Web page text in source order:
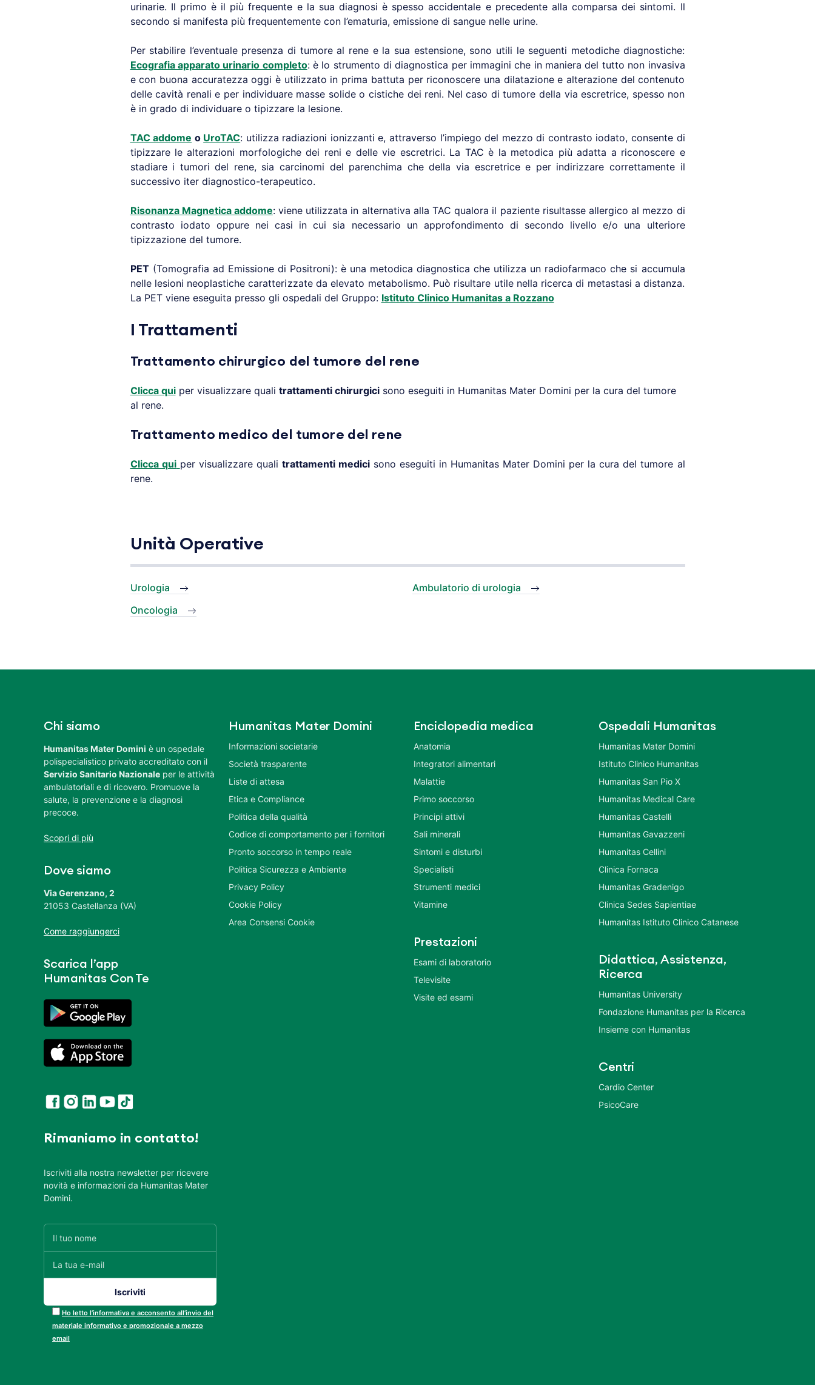
urinarie. Il primo è il più frequente e la sua diagnosi è spesso accidentale e precedente alla comparsa dei sintomi. Il
secondo si manifesta più frequentemente con l’ematuria, emissione di sangue nelle urine.
Per stabilire l’eventuale presenza di tumore al rene e la sua estensione, sono utili le seguenti metodiche diagnostiche:
Ecografia apparato urinario completo: è lo strumento di diagnostica per immagini che in maniera del tutto non invasiva
e con buona accuratezza oggi è utilizzato in prima battuta per riconoscere una dilatazione e alterazione del contenuto
delle cavità renali e per individuare masse solide o cistiche dei reni. Nel caso di tumore della via escretrice, spesso non
è in grado di individuare o tipizzare la lesione.
TAC addome o UroTAC: utilizza radiazioni ionizzanti e, attraverso l’impiego del mezzo di contrasto iodato, consente di
tipizzare le alterazioni morfologiche dei reni e delle vie escretrici. La TAC è la metodica più adatta a riconoscere e
stadiare i tumori del rene, sia carcinomi del parenchima che della via escretrice e per indirizzare correttamente il
successivo iter diagnostico-terapeutico.
Risonanza Magnetica addome: viene utilizzata in alternativa alla TAC qualora il paziente risultasse allergico al mezzo di
contrasto iodato oppure nei casi in cui sia necessario un approfondimento di secondo livello e/o una ulteriore
tipizzazione del tumore.
PET(Tomografia ad Emissione di Positroni): è una metodica diagnostica che utilizza un radiofarmaco che si accumula
nelle lesioni neoplastiche caratterizzate da elevato metabolismo. Può risultare utile nella ricerca di metastasi a distanza.
La PET viene eseguita presso gli ospedali del Gruppo: Istituto Clinico Humanitas a Rozzano
I Trattamenti
Trattamento chirurgico del tumore del rene
Clicca quiper visualizzare quali trattamenti chirurgicisono eseguiti in Humanitas Mater Domini per la cura del tumore
al rene.
Trattamento medico del tumore del rene
Clicca qui per visualizzare quali trattamenti medicisono eseguiti in Humanitas Mater Domini per la cura del tumore al
rene.
Unità Operative
Urologia
Oncologia
Ambulatorio di urologia
Chi siamo
Humanitas Mater Domini è un ospedale
polispecialistico privato accreditato con il
Servizio Sanitario Nazionale per le attività
ambulatoriali e di ricovero. Promuove la
salute, la prevenzione e la diagnosi
precoce.
Scopri di più
Dove siamo
Via Gerenzano, 2
21053 Castellanza (VA)
Come raggiungerci
Scarica l’app
Humanitas Con Te
Rimaniamo in contatto!
Iscriviti alla nostra newsletter per ricevere
novità e informazioni da Humanitas Mater
Domini.
Ho letto l’informativa e acconsento all’invio del
materiale informativo e promozionale a mezzo
email
Humanitas Mater Domini
Informazioni societarie
Società trasparente
Liste di attesa
Etica e Compliance
Politica della qualità
Codice di comportamento per i fornitori
Pronto soccorso in tempo reale
Politica Sicurezza e Ambiente
Privacy Policy
Cookie Policy
Area Consensi Cookie
Enciclopedia medica
Anatomia
Integratori alimentari
Malattie
Primo soccorso
Principi attivi
Sali minerali
Sintomi e disturbi
Specialisti
Strumenti medici
Vitamine
Prestazioni
Esami di laboratorio
Televisite
Visite ed esami
Ospedali Humanitas
Humanitas Mater Domini
Istituto Clinico Humanitas
Humanitas San Pio X
Humanitas Medical Care
Humanitas Castelli
Humanitas Gavazzeni
Humanitas Cellini
Clinica Fornaca
Humanitas Gradenigo
Clinica Sedes Sapientiae
Humanitas Istituto Clinico Catanese
Didattica, Assistenza,
Ricerca
Humanitas University
Fondazione Humanitas per la Ricerca
Insieme con Humanitas
Centri
Cardio Center
PsicoCare